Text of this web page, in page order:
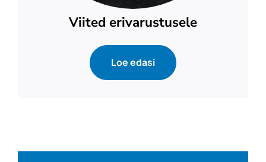
Viited erivarustusele
Loe edasi